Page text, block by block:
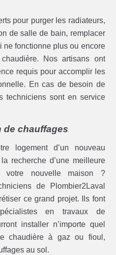
pour purger les radiateurs,
de salle de bain, remplacer
ne fonctionne plus ou encore
Nos artisans ont
requis pour accomplir les
En cas de besoin de
techniciens sont en service
de chauffages
logement d’un nouveau
recherche d’une meilleure
votre nouvelle maison ?
de Plombier2Laval
ce grand projet. Ils font
en travaux de
installer n’importe quel
chaudière à gaz ou fioul,
au sol.